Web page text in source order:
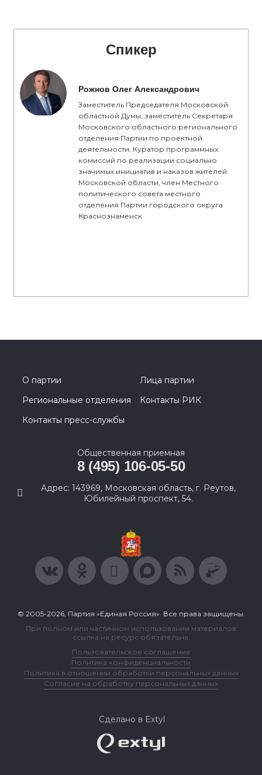
Спикер
Рожнов Олег Александрович
Заместитель Председателя Московской
областной Думы, заместитель Секретаря
Московского областного регионального
отделения Партии по проектной
деятельности, Куратор программных
комиссий по реализации социально
значимых инициатив и наказов жителей
Московской области, член Местного
политического совета местного
отделения Партии городского округа
Краснознаменск
О партии
Лица партии
Региональные отделения
Контакты РИК
Контакты пресс-службы
Общественная приемная
8 (495) 106-05-50
Адрес: 143969, Московская область, г. Реутов,
Юбилейный проспект, 54.
© 2005-2026, Партия «Единая Россия». Все права защищены.
При полном или частичном использовании материалов
ссылка на ресурс обязательна.
Пользовательское соглашение
Политика конфиденциальности
Политика в отношении обработки персональных данных
Согласие на обработку персональных данных
Сделано в Extyl